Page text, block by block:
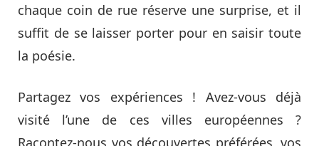
chaque coin de rue réserve une surprise, et il
suffit de se laisser porter pour en saisir toute
la poésie.
Partagez vos expériences ! Avez-vous déjà
visité l’une de ces villes européennes ?
Racontez-nous vos découvertes préférées, vos